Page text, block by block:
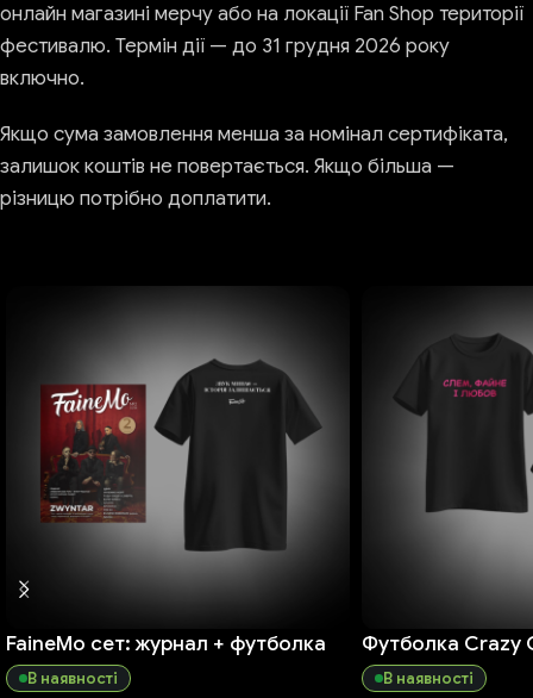
онлайн магазині мерчу або на локації Fan Shop території
фестивалю. Термін дії — до 31 грудня 2026 року
включно.
Якщо сума замовлення менша за номінал сертифіката,
залишок коштів не повертається. Якщо більша —
різницю потрібно доплатити.
FaineMo сет: журнал + футболка
В наявності
Футболка Crazy
В наявності